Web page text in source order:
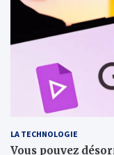
LA TECHNOLOGIE
Vous pouvez